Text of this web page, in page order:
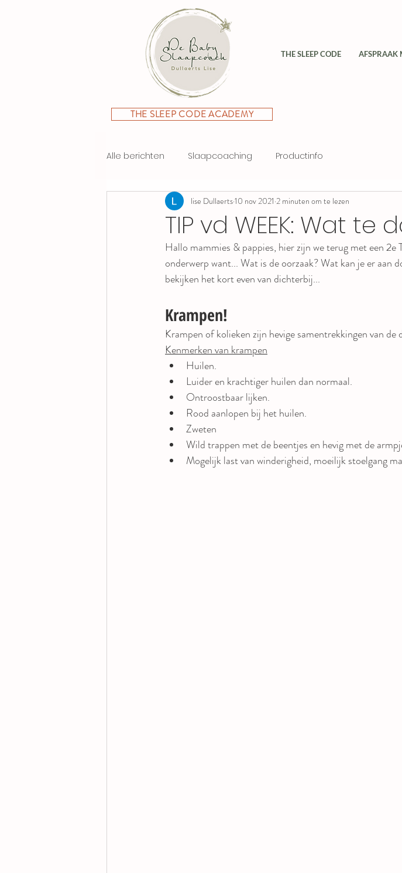
THE SLEEP CODE AFSPRAAK
THE SLEEP CODE ACADEMY
Alle berichten Slaapcoaching Productinfo
TIP vd WEEK: Wat
lise Dullaerts10 nov 2021 2 minuten om te lezen
Hallo mammies & pappies, hier zijn we terug met een
onderwerp want... Wat is de oorzaak? Wat kan je er aan
bekijken het kort even van dichterbij...
Krampen!
Krampen of kolieken zijn hevige samentrekkingen van
Kenmerken van krampen
Huilen.
Luider en krachtiger huilen dan normaal.
Ontroostbaar lijken.
Rood aanlopen bij het huilen.
Zweten
Wild trappen met de beentjes en hevig met de
Mogelijk last van winderigheid, moeilijk stoelgang